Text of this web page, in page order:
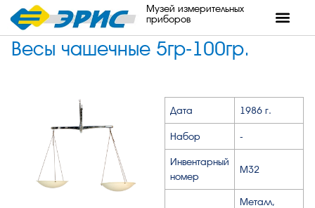
Музей измерительных
приборов
Весы чашечные 5гр-100гр.
Дата 1986 г.
Набор -
Инвентарный
номер
М32
Металл,